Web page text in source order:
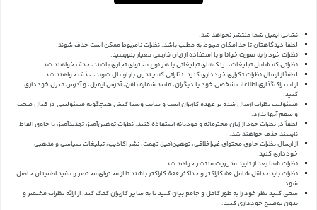
نشانی ایمیل شما منتشر نخواهد شد.
لطفا دیدگاهتان تا حد امکان مربوط به مطلب باشد. نظرات نامربوط ممکن است حذف شوند.
نظرات خود را به صورت خوانا و با استفاده از زبان فارسی معیار بنویسید.
نظراتی که شامل تبلیغات، لینک‌های تبلیغاتی یا هر نوع محتوای تجاری باشند، حذف خواهند شد.
لطفاً از ارسال نظرات تکراری خودداری کنید. نظراتی که چندین بار ارسال شوند، حذف خواهند شد.
از اشتراک‌گذاری اطلاعات شخصی خود یا دیگران، مانند شماره تلفن، آدرس ایمیل، و آدرس منزل خودداری
کنید.
مسئولیت نظرات ارسال شده بر عهده کاربران است و سایت وستا کیش هیچگونه مسئولیتی در قبال صحت
و سقم آنها ندارد.
لطفاً در نظرات خود از زبان محترمانه و مودبانه استفاده کنید. نظرات توهین‌آمیز، تهدیدآمیز، یا حاوی الفاظ
ناپسند حذف خواهند شد.
از ارسال نظرات حاوی محتوای غیراخلاقی، توهین‌آمیز، تهمت، نشر اکاذیب، تبلیغات سیاسی و مذهبی
خودداری کنید.
نظرات شما بعد از تایید مدیریت منتشر خواهد شد.
نظرات باید حداقل شامل 50 کاراکتر و حداکثر 500 کاراکتر باشند تا از محتوای مختصر و مفید اطمینان حاصل
شود.
سعی کنید نظر خود را به طور کامل و جامع بیان کنید تا به سایر کاربران کمک کند.از ارائه نظرات مختصر و
بدون توضیح خودداری کنید.